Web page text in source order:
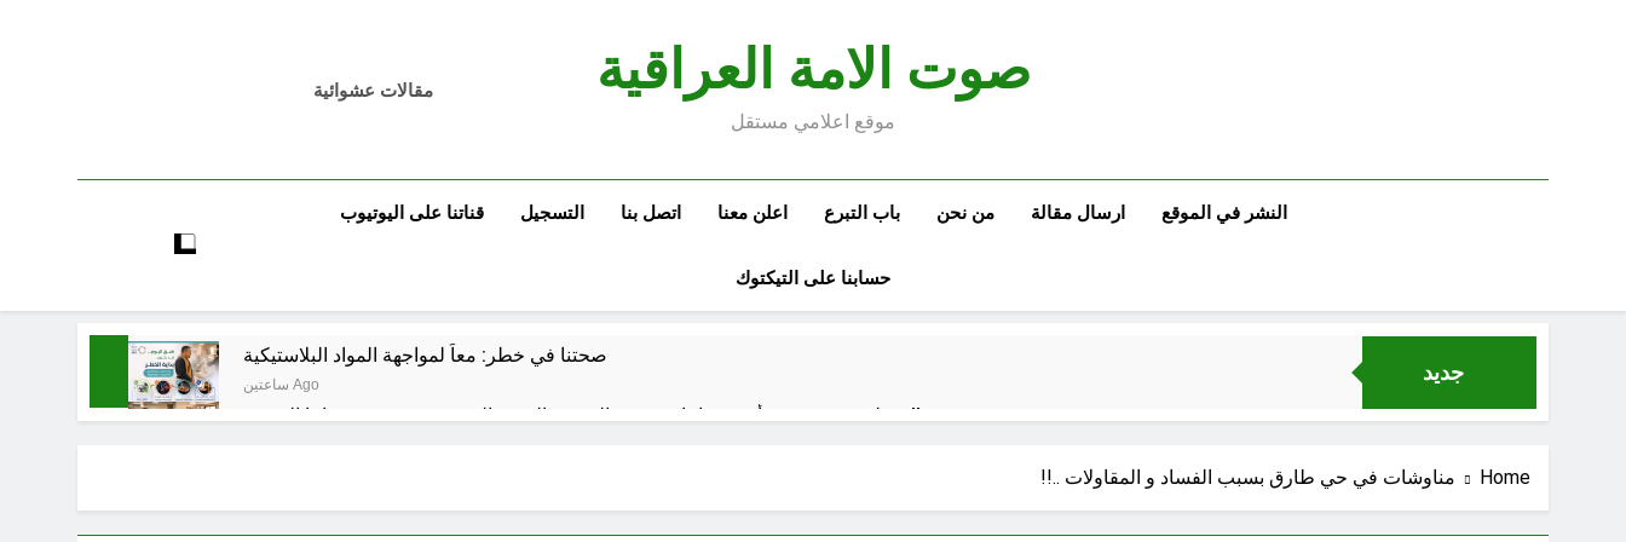
صوت الامة العراقية
موقع اعلامي مستقل
مقالات عشوائية
النشر في الموقع ارسال مقالة من نحن باب التبرع اعلن معنا اتصل بنا التسجيل قناتنا على اليوتيوب
حسابنا على التيكتوك
جديد
صحتنا في خطر: معاً لمواجهة المواد البلاستيكية
ساعتين Ago
سطور حقيقية … وأخرى فانتازية سوريالية في الحقبة الديستوبية مع مؤسساتنا الصحية !!
من راسمالية الدولة الى راسمالية المرجعيات والاحزاب والمليشيات والاذرع
Home مناوشات في حي طارق بسبب الفساد و المقاولات ..!!